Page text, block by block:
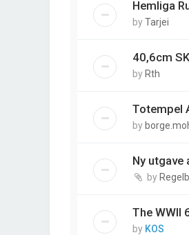
Hemliga
byTarjei
40,6cm
by Rth
Totempel
by
Ny utgave
by
The WWII
by KOS